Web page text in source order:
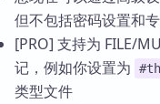
但不包括密码设置和
[PRO] 支持为 FILE/
记，例如你设置为
类型文件